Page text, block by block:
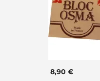
8,90 €